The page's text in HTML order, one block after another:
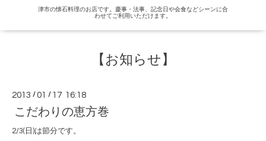
津市の懐石料理のお店です。慶事・法事、記念日や会食などシーンに合
わせてご利用いただけます。
【お知らせ】
2013 /01 / 17 16:18
こだわりの恵方巻
2/3(日)は節分です。